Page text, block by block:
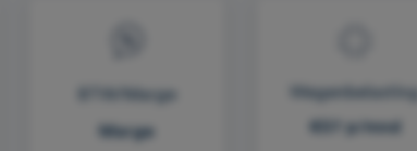
BTW/Marge
Marge
Wegenbelasting
€57 p/mnd